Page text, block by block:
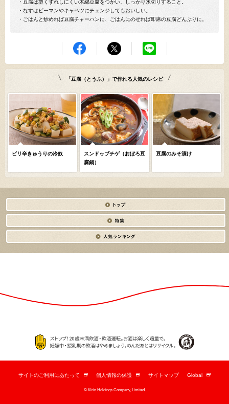
・豆腐は型くずれしにくい木綿豆腐をつかい、しっかり水切りすること。
・なすはピーマンやキャベツにチェンジしてもおいしい。
・ごはんと炒めれば豆腐チャーハンに、ごはんにのせれば即席の豆腐どんぶりに。
「豆腐（とうふ）」で作れる人気のレシピ
ピリ辛きゅうりの冷奴
スンドゥブチゲ（おぼろ豆
腐鍋）
豆腐のみそ漬け
サイトのご利用にあたって
新
個人情報の保護
新
サイトマップ Global
新
© Kirin Holdings Company, Limited.